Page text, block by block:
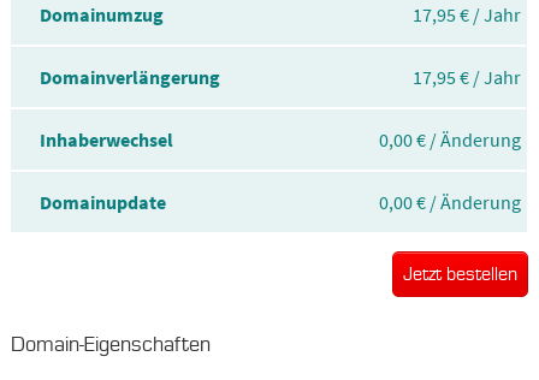
Domainumzug 17,95 € / Jahr
Domainverlängerung 17,95 € / Jahr
Inhaberwechsel 0,00 € / Änderung
Domainupdate 0,00 € / Änderung
Jetzt bestellen
Domain-Eigenschaften